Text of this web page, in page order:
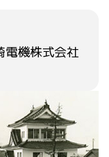
電機株式会社